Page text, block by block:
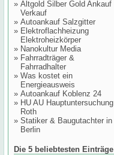
» Altgold Silber Gold Ankauf
Verkauf
» Autoankauf Salzgitter
» Elektroflachheizung
Elektroheizkörper
» Nanokultur Media
» Fahrradträger &
Fahrradhalter
» Was kostet ein
Energieausweis
» Autoankauf Koblenz 24
» HU AU Hauptuntersuchung
Roth
» Statiker & Baugutachter in
Berlin
Die 5 beliebtesten Einträge